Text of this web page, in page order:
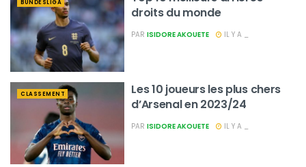
BUNDESLIGA
droits du monde
PAR ISIDORE AKOUETE IL Y A _
CLASSEMENT
Les 10 joueurs les plus chers
d’Arsenal en 2023/24
PAR ISIDORE AKOUETE IL Y A _